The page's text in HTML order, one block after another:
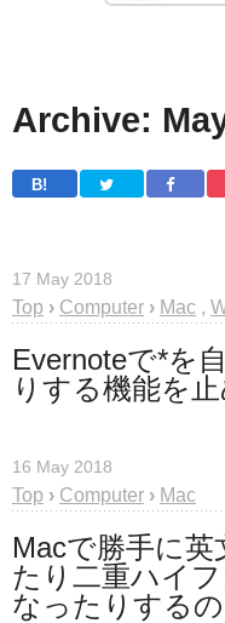
Archive:
B!
17 May 2018
Top › Computer › Mac ,
Evernoteで*を
りする機能を
16 May 2018
Top › Computer › Mac
Macで勝手に英
たり二重ハイ
なったりする